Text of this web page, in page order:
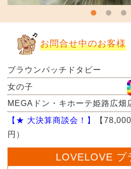
お問合せ中のお客様
ブラウンパッチドタビー
女の子
MEGAドン・キホーテ姫路広畑
【★ 大決算商談会！】
【
円）
LOVELOVE プ